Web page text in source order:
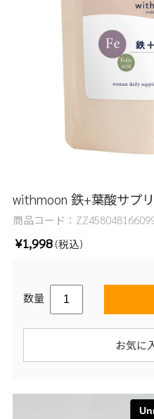
withmoon 鉄+葉酸サプリ
商品コード：
¥1,998 (税込)
数量
お気に